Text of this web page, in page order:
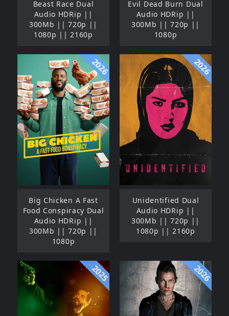
Beast Race Dual
Audio HDRip ||
300Mb || 720p ||
1080p || 2160p
Evil Dead Burn Dual
Audio HDRip ||
300Mb || 720p ||
1080p
2026
Big Chicken A Fast
Food Conspiracy Dual
Audio HDRip ||
300Mb || 720p ||
1080p
2026
Unidentified Dual
Audio HDRip ||
300Mb || 720p ||
1080p || 2160p
2025 2026